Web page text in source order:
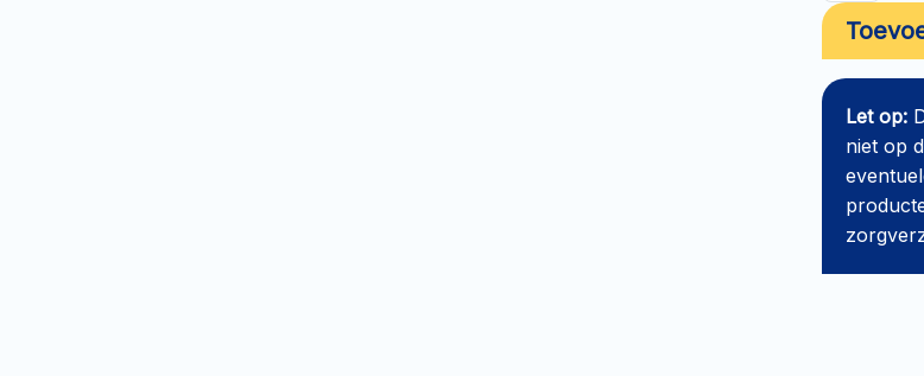
PROskin
Slip
Maxi
L
aantal
Let op:
niet op